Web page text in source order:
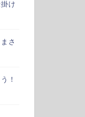
け
さ
！